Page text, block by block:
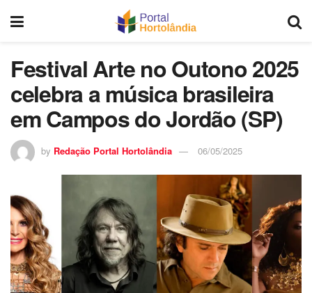
Festival Arte no Outono 2025
celebra a música brasileira
em Campos do Jordão (SP)
by Redação Portal Hortolândia 06/05/2025